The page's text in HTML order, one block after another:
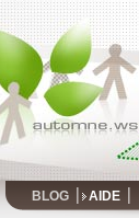
BLOG AIDE